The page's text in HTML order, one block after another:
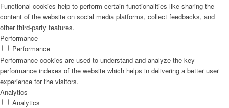
Functional cookies help to perform certain functionalities like sharing the
content of the website on social media platforms, collect feedbacks, and
other third-party features.
Performance
Performance
Performance cookies are used to understand and analyze the key
performance indexes of the website which helps in delivering a better user
experience for the visitors.
Analytics
Analytics